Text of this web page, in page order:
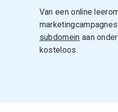
Van een online
subdomein aan
kosteloos.